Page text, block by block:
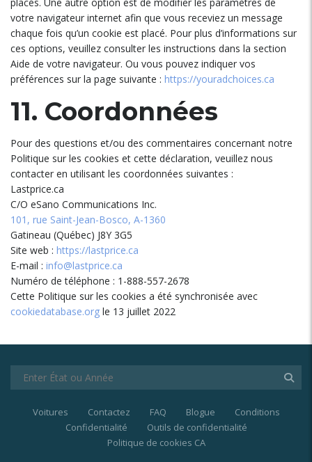
votre navigateur internet afin que vous receviez un message
chaque fois qu’un cookie est placé. Pour plus d’informations sur
ces options, veuillez consulter les instructions dans la section
Aide de votre navigateur. Ou vous pouvez indiquer vos
préférences sur la page suivante : https://youradchoices.ca
11. Coordonnées
Pour des questions et/ou des commentaires concernant notre
Politique sur les cookies et cette déclaration, veuillez nous
contacter en utilisant les coordonnées suivantes :
Lastprice.ca
C/O eSano Communications Inc.
101, rue Saint-Jean-Bosco, A-1360
Gatineau (Québec) J8Y 3G5
Site web : https://lastprice.ca
E-mail : info@lastprice.ca
Numéro de téléphone : 1-888-557-2678
Cette Politique sur les cookies a été synchronisée avec
cookiedatabase.org le 13 juillet 2022
Voitures Contactez FAQ Blogue
Conditions
Confidentialité
Outils de confidentialité
Politique de cookies CA